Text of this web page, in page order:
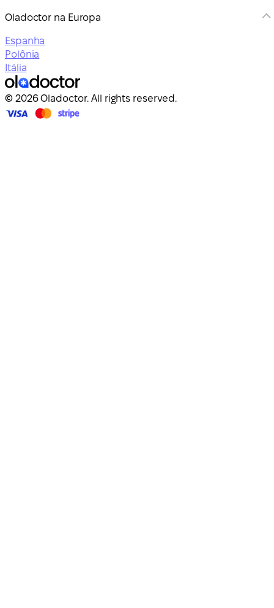
Oladoctor na Europa
Espanha
Polônia
Itália
© 2026 Oladoctor. All rights reserved.